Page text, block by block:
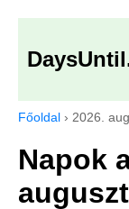
Főoldal › 2026.
Napok